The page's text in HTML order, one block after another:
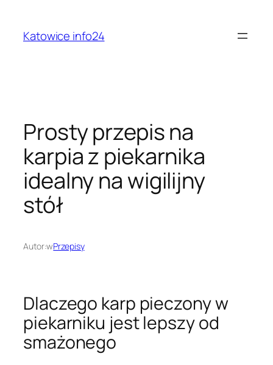
treściKatowice info24
Prosty przepis na
karpia z piekarnika
idealny na wigilijny
stół
Autor:wPrzepisy
Dlaczego karp pieczony w
piekarniku jest lepszy od
smażonego